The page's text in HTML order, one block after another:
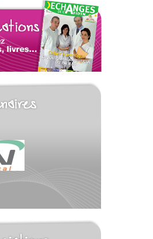
voir tous les partenaires